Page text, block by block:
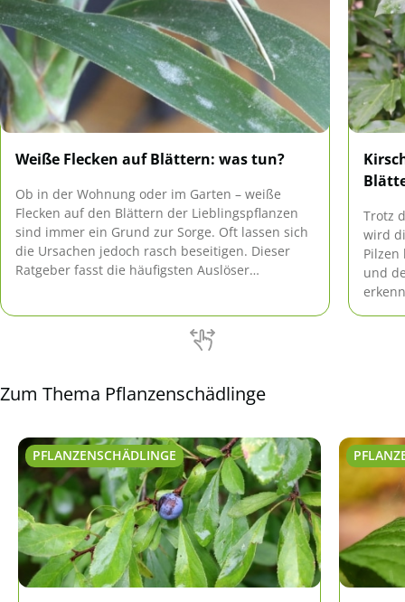
Weiße Flecken auf Blättern: was tun?
Ob in der Wohnung oder im Garten – weiße
Flecken auf den Blättern der Lieblingspflanzen
sind immer ein Grund zur Sorge. Oft lassen sich
die Ursachen jedoch rasch beseitigen. Dieser
Ratgeber fasst die häufigsten Auslöser
Trotz
wird
Pilzen
und
Zum Thema Pflanzenschädlinge
PFLANZENSCHÄDLINGE